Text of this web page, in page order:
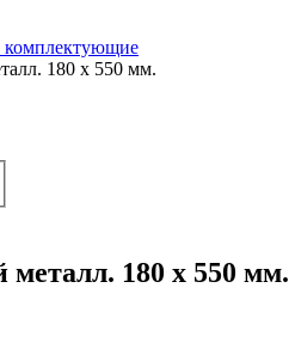
180 х 550 мм.
180 х 550 мм.